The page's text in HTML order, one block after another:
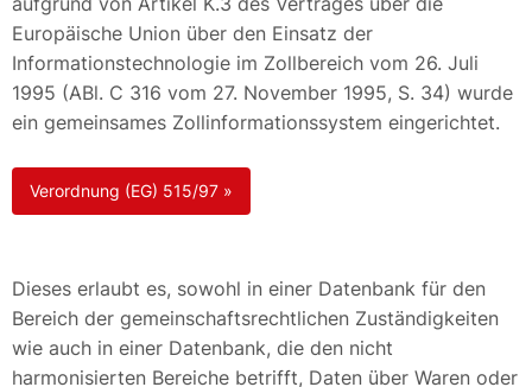
Europäische Union über den Einsatz der
Informationstechnologie im Zollbereich vom 26. Juli
1995 (ABl. C 316 vom 27. November 1995, S. 34) wurde
ein gemeinsames Zollinformationssystem eingerichtet.
Verordnung (EG) 515/97 »
Dieses erlaubt es, sowohl in einer Datenbank für den
Bereich der gemeinschaftsrechtlichen Zuständigkeiten
wie auch in einer Datenbank, die den nicht
harmonisierten Bereiche betrifft, Daten über Waren oder